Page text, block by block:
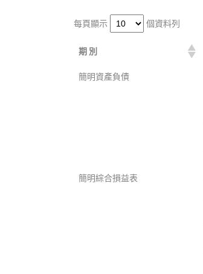
每頁顯示 個資料列
期 別
簡明資產負債
簡明綜合損益表